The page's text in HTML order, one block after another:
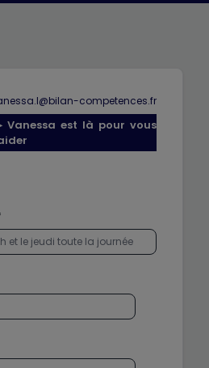
competences.fr
Vanessa est là pour vous